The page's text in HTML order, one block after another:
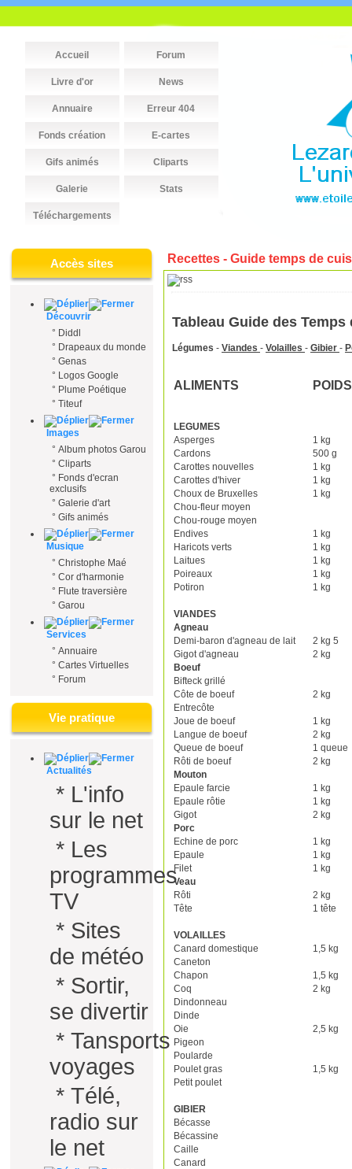
Accueil Forum
Livre d'or News
Annuaire Erreur 404
Fonds création E-cartes
Gifs animés Cliparts
Galerie Stats
Téléchargements
Accès sites
Découvrir
° Diddl
° Drapeaux du monde
° Genas
° Logos Google
° Plume Poétique
° Titeuf
Images
° Album photos Garou
° Cliparts
° Fonds d'ecran
exclusifs
° Galerie d'art
° Gifs animés
Musique
° Christophe Maé
° Cor d'harmonie
° Flute traversière
° Garou
Services
° Annuaire
° Cartes Virtuelles
° Forum
Vie pratique
Actualités
* L'info
sur le net
* Les
programmes
TV
* Sites
de météo
* Sortir,
se divertir
* Tansports
voyages
* Télé,
radio sur
le net
Recettes - Guide temps de
Tableau Guide des Temps
Légumes - Viandes - Volailles - Gibier -
ALIMENTS POIDS
LEGUMES
Asperges
1 kg
Cardons
500 g
Carottes nouvelles
1 kg
Carottes d'hiver
1 kg
Choux de Bruxelles
1 kg
Chou-fleur moyen
Chou-rouge moyen
Endives
1 kg
Haricots verts
1 kg
Laitues
1 kg
Poireaux
1 kg
Potiron
1 kg
VIANDES
Agneau
Demi-baron d'agneau de lait
2 kg 5
Gigot d'agneau
2 kg
Boeuf
Bifteck grillé
Côte de boeuf
2 kg
Entrecôte
Joue de boeuf
1 kg
Langue de boeuf
2 kg
Queue de boeuf
1 queue
Rôti de boeuf
2 kg
Mouton
Epaule farcie
1 kg
Epaule rôtie
1 kg
Gigot
2 kg
Porc
Echine de porc
1 kg
Epaule
1 kg
Filet
1 kg
Veau
Rôti
2 kg
Tête
1 tête
VOLAILLES
Canard domestique
1,5 kg
Caneton
Chapon
1,5 kg
Coq
2 kg
Dindonneau
Dinde
Oie
2,5 kg
Pigeon
Poularde
Poulet gras
1,5 kg
Petit poulet
GIBIER
Bécasse
Bécassine
Caille
Canard